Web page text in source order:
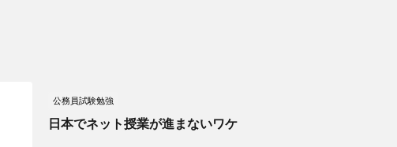
公務員試験勉強
日本でネット授業が進まないワケ